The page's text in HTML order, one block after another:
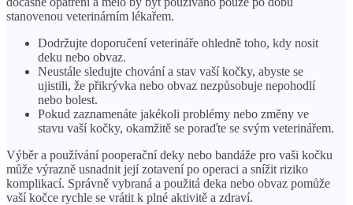
stanovenou veterinárním lékařem.
Dodržujte doporučení veterináře ohledně toho, kdy nosit
deku nebo obvaz.
Neustále sledujte chování a stav vaší kočky, abyste se
ujistili, že přikrývka nebo obvaz nezpůsobuje nepohodlí
nebo bolest.
Pokud zaznamenáte jakékoli problémy nebo změny ve
stavu vaší kočky, okamžitě se poraďte se svým veterinářem.
Výběr a používání pooperační deky nebo bandáže pro vaši kočku
může výrazně usnadnit její zotavení po operaci a snížit riziko
komplikací. Správně vybraná a použitá deka nebo obvaz pomůže
vaší kočce rychle se vrátit k plné aktivitě a zdraví.